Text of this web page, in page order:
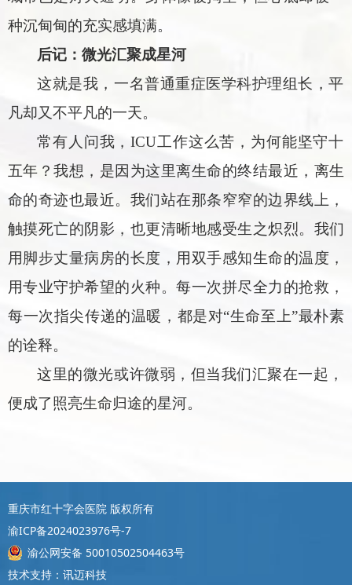
种沉甸甸的充实感填满。
后记：微光汇聚成星河
这就是我，一名普通重症医学科护理组长，平
凡却又不平凡的一天。
常有人问我，ICU工作这么苦，为何能坚守十
五年？我想，是因为这里离生命的终结最近，离生
命的奇迹也最近。我们站在那条窄窄的边界线上，
触摸死亡的阴影，也更清晰地感受生之炽烈。我们
用脚步丈量病房的长度，用双手感知生命的温度，
用专业守护希望的火种。每一次拼尽全力的抢救，
每一次指尖传递的温暖，都是对“生命至上”最朴素
的诠释。
这里的微光或许微弱，但当我们汇聚在一起，
便成了照亮生命归途的星河。
重庆市红十字会医院 版权所有
渝ICP备2024023976号-7
渝公网安备 50010502504463号
技术支持：讯迈科技